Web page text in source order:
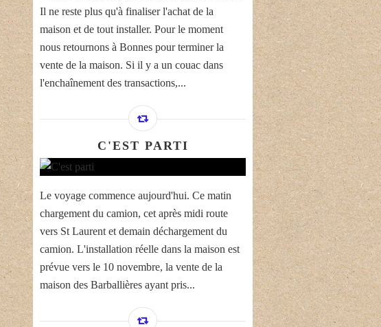
Il ne reste plus qu'à finaliser l'achat de la
maison et de tout installer. Pour le moment
nous retournons à Bonnes pour terminer la
vente de la maison. Si il y a un couac dans
l'enchaînement des transactions,...
C'EST PARTI
Le voyage commence aujourd'hui. Ce matin
chargement du camion, cet après midi route
vers St Laurent et demain déchargement du
camion. L'installation réelle dans la maison est
prévue vers le 10 novembre, la vente de la
maison des Barballières ayant pris...